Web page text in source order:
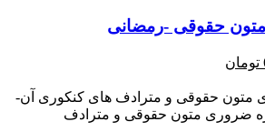
730,000 تومان
تومان
642,400 تومان
است.
ضروری متون حقوقی و مترادف های کنکوری آن-